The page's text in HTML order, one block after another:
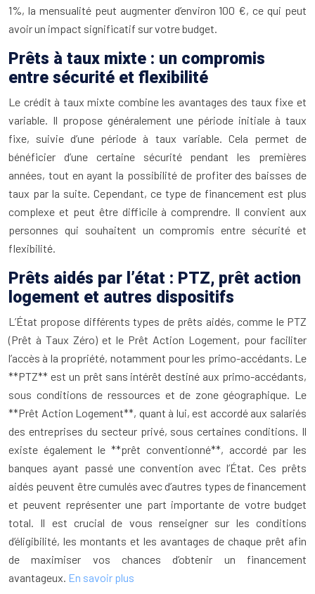
1%, la mensualité peut augmenter d’environ 100 €, ce qui peut
avoir un impact significatif sur votre budget.
Prêts à taux mixte : un compromis
entre sécurité et flexibilité
Le crédit à taux mixte combine les avantages des taux fixe et
variable. Il propose généralement une période initiale à taux
fixe, suivie d’une période à taux variable. Cela permet de
bénéficier d’une certaine sécurité pendant les premières
années, tout en ayant la possibilité de profiter des baisses de
taux par la suite. Cependant, ce type de financement est plus
complexe et peut être difficile à comprendre. Il convient aux
personnes qui souhaitent un compromis entre sécurité et
flexibilité.
Prêts aidés par l’état : PTZ, prêt action
logement et autres dispositifs
L’État propose différents types de prêts aidés, comme le PTZ
(Prêt à Taux Zéro) et le Prêt Action Logement, pour faciliter
l’accès à la propriété, notamment pour les primo-accédants. Le
**PTZ** est un prêt sans intérêt destiné aux primo-accédants,
sous conditions de ressources et de zone géographique. Le
**Prêt Action Logement**, quant à lui, est accordé aux salariés
des entreprises du secteur privé, sous certaines conditions. Il
existe également le **prêt conventionné**, accordé par les
banques ayant passé une convention avec l’État. Ces prêts
aidés peuvent être cumulés avec d’autres types de financement
et peuvent représenter une part importante de votre budget
total. Il est crucial de vous renseigner sur les conditions
d’éligibilité, les montants et les avantages de chaque prêt afin
de maximiser vos chances d’obtenir un financement
avantageux. En savoir plus